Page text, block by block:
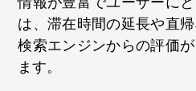
は、滞在時間の延長や直
検索エンジンからの評価
ます。